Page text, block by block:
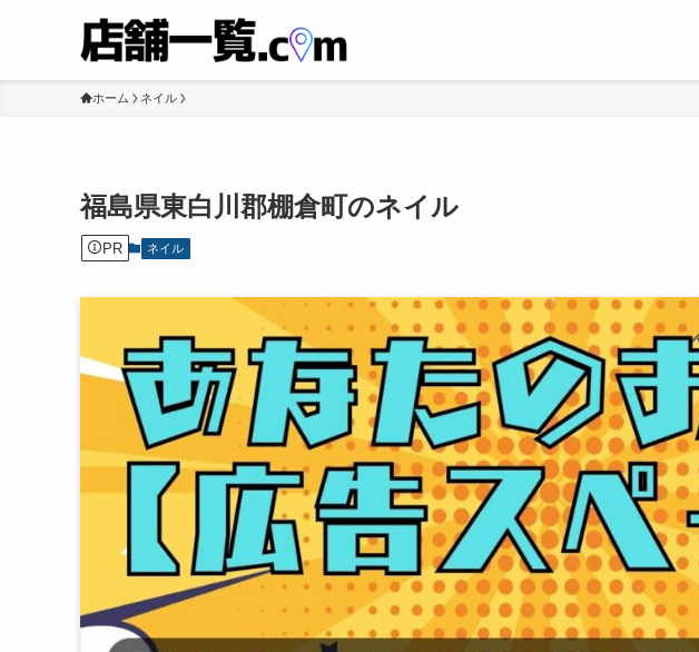
ホーム ネイル
福島県東白川郡棚倉町のネイル
PR ネイル